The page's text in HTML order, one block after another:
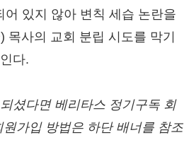
어 있지 않아 변칙 세습 논란을
목사의 교회 분립 시도를 막기
다.
셨다면 베리타스 정기구독 회
가입 방법은 하단 배너를 참조